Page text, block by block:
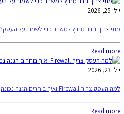
יולי 25, 2026
מתי צריך גיבוי מחוץ למשרד כדי לשמור על העסק?
Read more
יולי 23, 2026
למה העסק צריך Firewall ואיך בוחרים הגנה נכונה
Read more